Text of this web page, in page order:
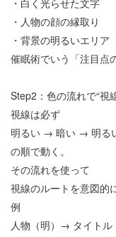
・白く光らせた文字
・人物の顔の縁取り
・背景の明るいエリア
催眠術でいう「注目点
Step2 ：色の流れで“視
視線は必ず
明るい → 暗い → 明る
の順で動く。
その流れを使って
視線のルートを意図的
例
人物（明）→ タイト